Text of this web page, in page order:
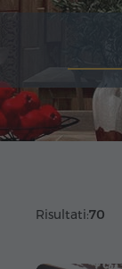
Risultati:70